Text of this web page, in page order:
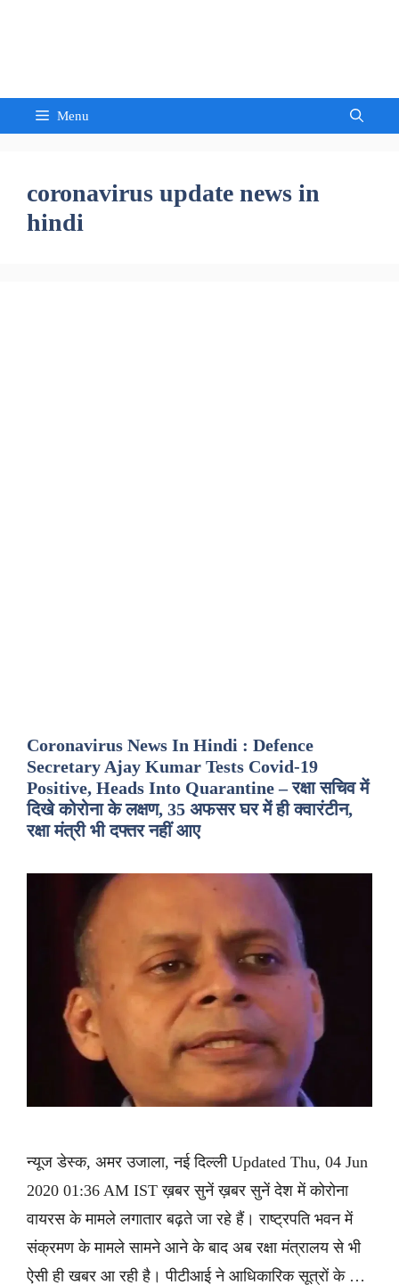
Menu
coronavirus update news in
hindi
Coronavirus News In Hindi : Defence
Secretary Ajay Kumar Tests Covid-19
Positive, Heads Into Quarantine – रक्षा सचिव में
दिखे कोरोना के लक्षण, 35 अफसर घर में ही क्वारंटीन,
रक्षा मंत्री भी दफ्तर नहीं आए
न्यूज डेस्क, अमर उजाला, नई दिल्ली Updated Thu, 04 Jun
2020 01:36 AM IST ख़बर सुनें ख़बर सुनें देश में कोरोना
वायरस के मामले लगातार बढ़ते जा रहे हैं। राष्ट्रपति भवन में
संक्रमण के मामले सामने आने के बाद अब रक्षा मंत्रालय से भी
ऐसी ही खबर आ रही है। पीटीआई ने आधिकारिक सूत्रों के …